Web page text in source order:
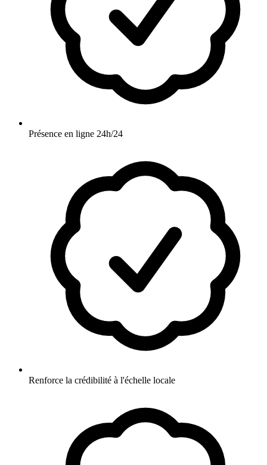
Présence en ligne 24h/24
Renforce la crédibilité à l'échelle locale